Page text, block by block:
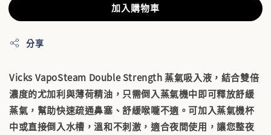
加入購物車
分享
Vicks VapoSteam Double Strength蒸氣吸入液，結合雙倍
濃度的尤加利與薄荷精油，只需倒入蒸氣機中即可釋放舒緩
蒸氣，幫助快速疏通鼻塞、舒緩喉嚨不適。可加入蒸氣機杯
中或直接倒入水槽，溫和不刺激，適合夜間使用，讓您整夜